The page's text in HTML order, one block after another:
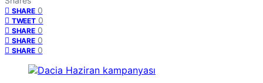
SHARE 0
TWEET 0
SHARE 0
SHARE 0
SHARE 0